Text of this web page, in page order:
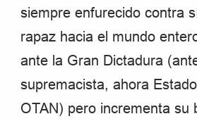
siempre enfurecido contra
rapaz hacia el mundo
ante la Gran Dictadura
supremacista, ahora
OTAN) pero incrementa su